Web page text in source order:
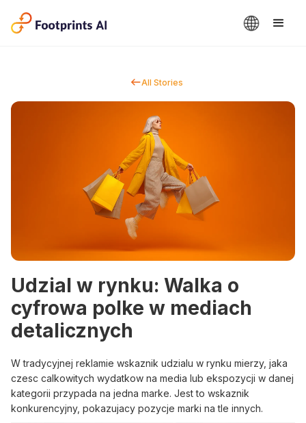
All Stories
Udzial w rynku: Walka o
cyfrowa polke w mediach
detalicznych
W tradycyjnej reklamie wskaznik udzialu w rynku mierzy, jaka
czesc calkowitych wydatkow na media lub ekspozycji w danej
kategorii przypada na jedna marke. Jest to wskaznik
konkurencyjny, pokazujacy pozycje marki na tle innych.